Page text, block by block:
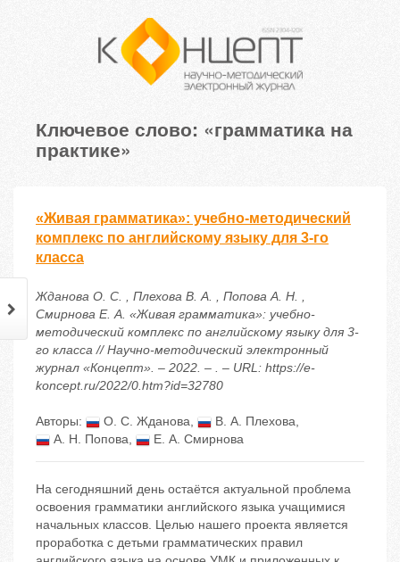
Ключевое слово: «грамматика на
практике»
«Живая грамматика»: учебно-методический
комплекс по английскому языку для 3-го
класса
Жданова О. С. , Плехова В. А. , Попова А. Н. ,
Смирнова Е. А. «Живая грамматика»: учебно-
методический комплекс по английскому языку для 3-
го класса // Научно-методический электронный
журнал «Концепт». – 2022. – . – URL: https://e-
koncept.ru/2022/0.htm?id=32780
Авторы: О. С. Жданова, В. А. Плехова,
А. Н. Попова, Е. А. Смирнова
На сегодняшний день остаётся актуальной проблема
освоения грамматики английского языка учащимися
начальных классов. Целью нашего проекта является
проработка с детьми грамматических правил